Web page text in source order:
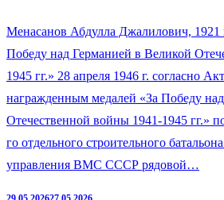
Менасанов Абдулла Джалилович, 1921
Победу над Германией в Великой
1945 гг.» 28 апреля 1946 г. согласно
награжденным медалей «За Победу
Отечественной войны 1941-1945 гг.»
го отдельного строительного
управления ВМС СССР рядовой…